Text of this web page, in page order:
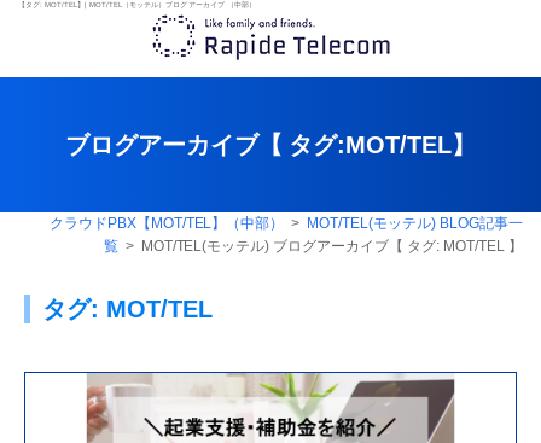
【タグ: MOT/TEL 】| MOT/TEL（モッテル）ブログ アーカイブ （中部）
ブログアーカイブ【 タグ:MOT/TEL】
クラウドPBX【MOT/TEL】（中部） > MOT/TEL(モッテル) BLOG記事一
覧> MOT/TEL(モッテル) ブログアーカイブ【 タグ: MOT/TEL 】
タグ: MOT/TEL